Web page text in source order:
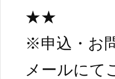
★★
※申込・お
メールにて